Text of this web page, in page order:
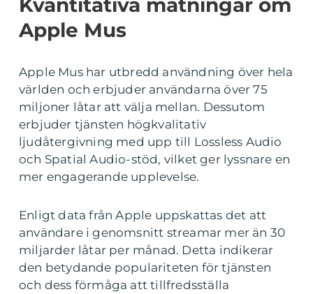
Apple Mus
Apple Mus har utbredd användning över hela
världen och erbjuder användarna över 75
miljoner låtar att välja mellan. Dessutom
erbjuder tjänsten högkvalitativ
ljudåtergivning med upp till Lossless Audio
och Spatial Audio-stöd, vilket ger lyssnare en
mer engagerande upplevelse.
Enligt data från Apple uppskattas det att
användare i genomsnitt streamar mer än 30
miljarder låtar per månad. Detta indikerar
den betydande populariteten för tjänsten
och dess förmåga att tillfredsställa